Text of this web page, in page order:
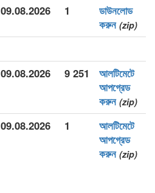
09.08.2026 1
ডাউনলোড
করুন (zip)
09.08.2026 9 251
আলটিমেটে
আপগ্রেড
করুন (zip)
09.08.2026 1
আলটিমেটে
আপগ্রেড
করুন (zip)